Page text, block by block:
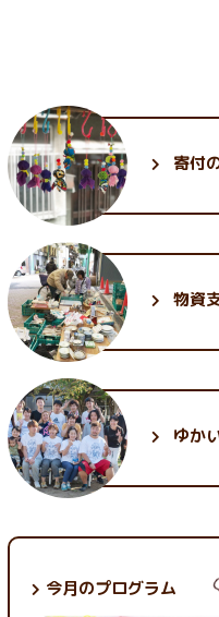
2月 (24)
1月 (23)
4月 (25)
3月 (26)
2月 (25)
1月 (25)
5月 (28)
4月 (26)
3月 (30)
2月 (32)
1月 (30)
7月 (31)
6月 (35)
5月 (30)
寄付
物資
ゆか
今月のプログラム